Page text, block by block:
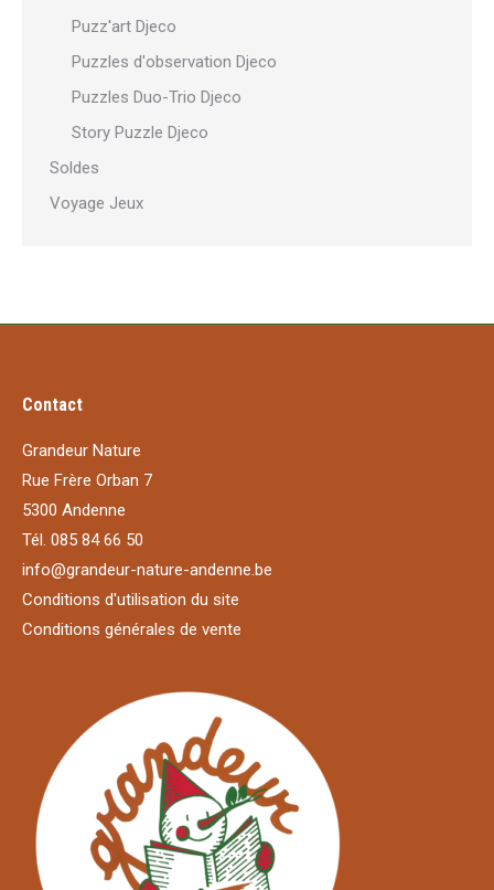
Puzz'art Djeco
Puzzles d'observation Djeco
Puzzles Duo-Trio Djeco
Story Puzzle Djeco
Soldes
Voyage Jeux
Contact
Grandeur Nature
Rue Frère Orban 7
5300 Andenne
Tél. 085 84 66 50
info@grandeur-nature-andenne.be
Conditions d'utilisation du site
Conditions générales de vente